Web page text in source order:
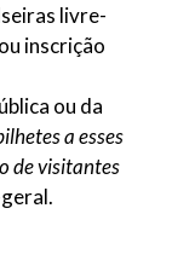
livre-
inscrição
ou da
a esses
de visitantes